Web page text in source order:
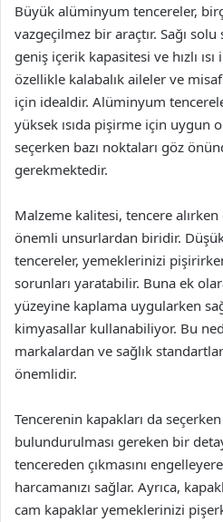
Büyük alüminyum tencereler,
vazgeçilmez bir araçtır. Sağı solu
geniş içerik kapasitesi ve hızlı
özellikle kalabalık aileler ve
için idealdir. Alüminyum
yüksek ısıda pişirme için uygun
seçerken bazı noktaları göz
gerekmektedir.
Malzeme kalitesi, tencere
önemli unsurlardan biridir.
tencereler, yemeklerinizi
sorunları yaratabilir. Buna ek
yüzeyine kaplama uygularken
kimyasallar kullanabiliyor. Bu
markalardan ve sağlık
önemlidir.
Tencerenin kapakları da
bulundurulması gereken bir
tencereden çıkmasını
harcamanızı sağlar. Ayrıca,
cam kapaklar yemeklerinizi